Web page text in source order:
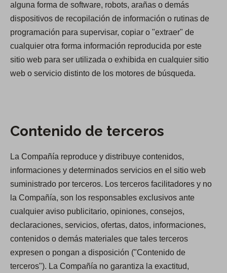
alguna forma de software, robots, arañas o demás
dispositivos de recopilación de información o rutinas de
programación para supervisar, copiar o "extraer" de
cualquier otra forma información reproducida por este
sitio web para ser utilizada o exhibida en cualquier sitio
web o servicio distinto de los motores de búsqueda.
Contenido de terceros
La Compañía reproduce y distribuye contenidos,
informaciones y determinados servicios en el sitio web
suministrado por terceros. Los terceros facilitadores y no
la Compañía, son los responsables exclusivos ante
cualquier aviso publicitario, opiniones, consejos,
declaraciones, servicios, ofertas, datos, informaciones,
contenidos o demás materiales que tales terceros
expresen o pongan a disposición ("Contenido de
terceros"). La Compañía no garantiza la exactitud,